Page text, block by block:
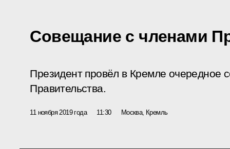
Совещание с членами
Президент провёл в Кремле очередное
Правительства.
11 ноября 2019 года 11:30 Москва, Кремль